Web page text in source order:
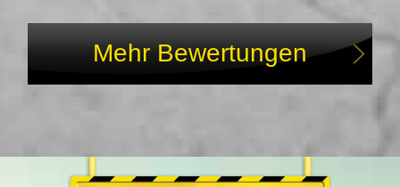
Mehr Bewertungen